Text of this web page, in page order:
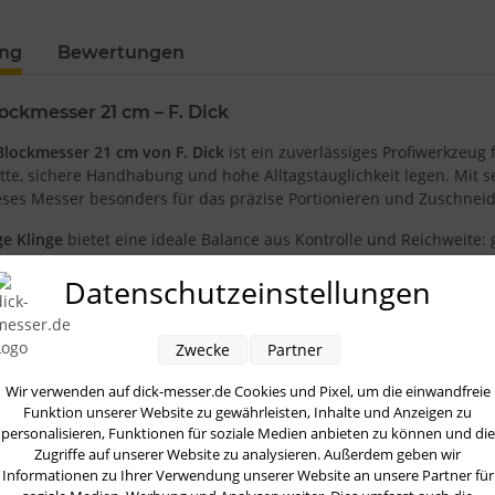
Bewertungen
21 cm – F. Dick
21 cm von F. Dick ist ein zuverlässiges
sichere Handhabung und hohe Alltagstauglichkeit legen. Mit
Messer besonders für das präzise Portionieren und
Klinge bietet eine ideale Balance aus Kontrolle und
genug für exaktes Arbeiten. Das Blockmesser ist damit
das gleichmäßige Portionieren. Auch beim Bearbeiten von
ist der
Ergogrip-Griff, der auf ergonomisches Arbeiten
Führung – besonders dann, wenn es im Arbeitsalltag
längeres Schneiden weniger ermüdend wirkt. Das
Schnittbewegungen.
F. Dicksteht das Ergogrip Blockmesser für eine
Schnitthaltigkeit und gleichmäßige Schneidleistung
Datenschutzeinstellungen
Wir verwenden auf dick-messer.de Cookies und Pixel, um die einwandfreie
Funktion unserer Website zu gewährleisten, Inhalte und Anzeigen zu
personalisieren, Funktionen für soziale Medien anbieten zu können und die
Zugriffe auf unserer Website zu analysieren. Außerdem geben wir
Informationen zu Ihrer Verwendung unserer Website an unsere Partner für
Zwecke Partner